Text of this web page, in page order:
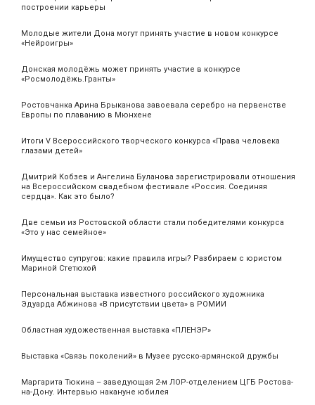
построении карьеры
Молодые жители Дона могут принять участие в новом конкурсе
«Нейроигры»
Донская молодёжь может принять участие в конкурсе
«Росмолодёжь.Гранты»
Ростовчанка Арина Брыканова завоевала серебро на первенстве
Европы по плаванию в Мюнхене
Итоги V Всероссийского творческого конкурса «Права человека
глазами детей»
Дмитрий Кобзев и Ангелина Буланова зарегистрировали отношения
на Всероссийском свадебном фестивале «Россия. Соединяя
сердца». Как это было?
Две семьи из Ростовской области стали победителями конкурса
«Это у нас семейное»
Имущество супругов: какие правила игры? Разбираем с юристом
Мариной Стетюхой
Персональная выставка известного российского художника
Эдуарда Абжинова «В присутствии цвета» в РОМИИ
Областная художественная выставка «ПЛЕНЭР»
Выставка «Связь поколений» в Музее русско-армянской дружбы
Маргарита Тюкина – заведующая 2-м ЛОР-отделением ЦГБ Ростова-
на-Дону. Интервью накануне юбилея